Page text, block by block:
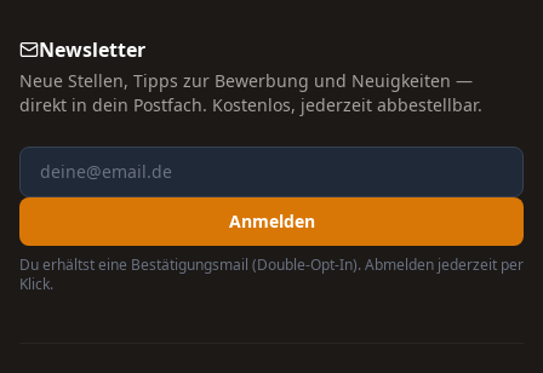
Newsletter
Neue Stellen, Tipps zur Bewerbung und Neuigkeiten —
direkt in dein Postfach. Kostenlos, jederzeit abbestellbar.
Anmelden
Du erhältst eine Bestätigungsmail (Double-Opt-In). Abmelden jederzeit per
Klick.